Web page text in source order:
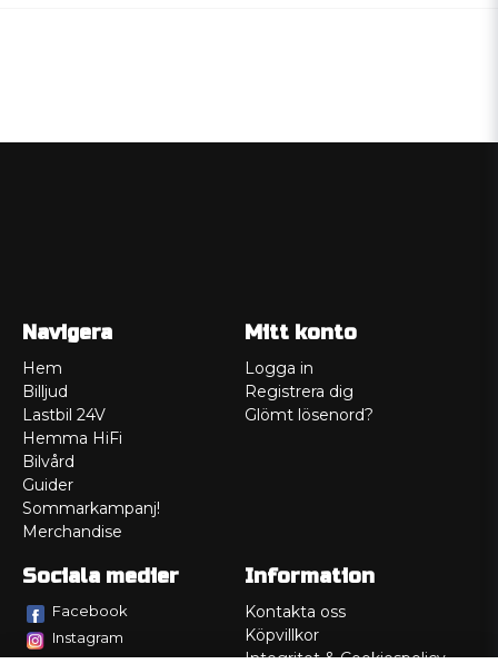
Navigera
Hem
Billjud
Lastbil 24V
Hemma HiFi
Bilvård
Guider
Sommarkampanj!
Merchandise
Mitt konto
Logga in
Registrera dig
Glömt lösenord?
Sociala medier
Facebook
Instagram
Information
Kontakta oss
Köpvillkor
Integritet & Cookiespolicy